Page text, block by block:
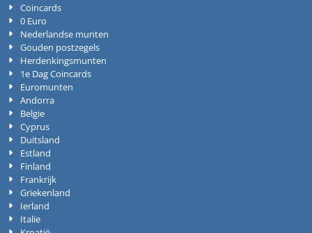
Coincards
0 Euro
Nederlandse munten
Gouden postzegels
Herdenkingsmunten
1e Dag Coincards
Euromunten
Andorra
Belgie
Cyprus
Duitsland
Estland
Finland
Frankrijk
Griekenland
Ierland
Italie